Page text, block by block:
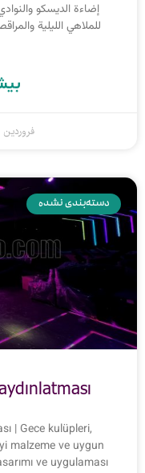
إضاءة الديسكو والنوادي
للملاهي الليلية
فروردین 11, 1402
دسته‌بندی نشده
aydınlatması
| Gece kulüpleri,
iyi malzeme ve uygun
ve uygulaması